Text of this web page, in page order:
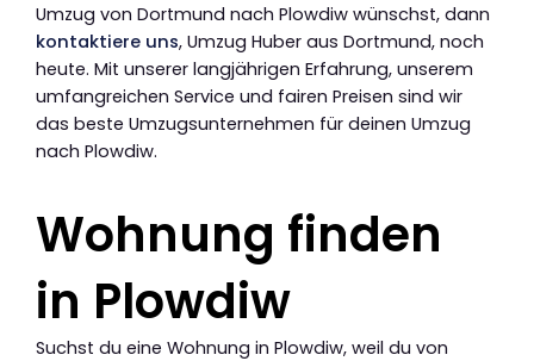
Umzug von Dortmund nach Plowdiw wünschst, dann
kontaktiere uns, Umzug Huber aus Dortmund, noch
heute. Mit unserer langjährigen Erfahrung, unserem
umfangreichen Service und fairen Preisen sind wir
das beste Umzugsunternehmen für deinen Umzug
nach Plowdiw.
Wohnung finden
in Plowdiw
Suchst du eine Wohnung in Plowdiw, weil du von